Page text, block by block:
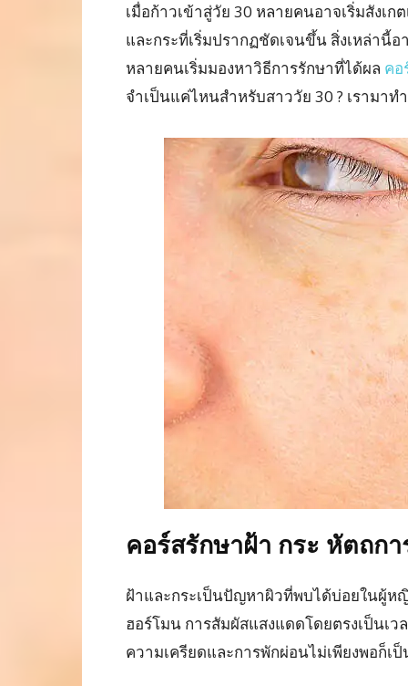
เมื่อก้าวเข้าสู่วัย 30 หลายคนอาจเริ่มสังเ
และกระที่เริ่มปรากฏชัดเจนขึ้น สิ่งเหล่านี้
หลายคนเริ่มมองหาวิธีการรักษาที่ได้ผล คอ
จำเป็นแค่ไหนสำหรับสาววัย 30 ? เรามา
คอร์สรักษาฝ้า กระ หัตถก
ฝ้าและกระเป็นปัญหาผิวที่พบได้บ่อยในผู้ห
ฮอร์โมน การสัมผัสแสงแดดโดยตรงเป็นเ
ความเครียดและการพักผ่อนไม่เพียงพอก็